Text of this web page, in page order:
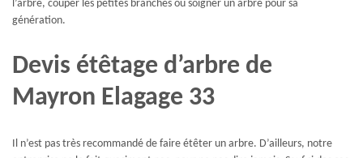
l’arbre, couper les petites branches ou soigner un arbre pour sa
génération.
Devis étêtage d’arbre de
Mayron Elagage 33
Il n’est pas très recommandé de faire étêter un arbre. D’ailleurs, notre